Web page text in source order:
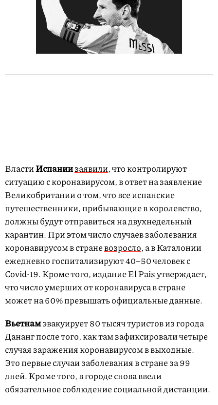
ВластиИспаниизаявили, что контролируют
ситуацию с коронавирусом, в ответ на заявление
Великобритании о том, что все испанские
путешественники, прибывающие в королевство,
должны будут отправиться на двухнедельный
карантин. При этом число случаев заболевания
коронавирусом в страневозросло, а в Каталонии
ежедневно госпитализируют 40–50 человек с
Covid-19. Кроме того, издание El Pais утверждает,
что число умерших от коронавируса в стране
может на 60% превышать официальные данные.
Вьетнамэвакуирует 80 тысяч туристов из города
Дананг после того, как там зафиксировали четыре
случая заражения коронавирусом в выходные.
Это первые случаи заболевания в стране за 99
дней. Кроме того, в городе снова ввели
обязательное соблюдение социальной дистанции.